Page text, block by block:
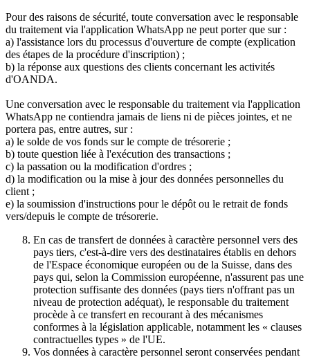
Pour des raisons de sécurité, toute conversation avec le responsable
du traitement via l'application WhatsApp ne peut porter que sur :
a) l'assistance lors du processus d'ouverture de compte (explication
des étapes de la procédure d'inscription) ;
b) la réponse aux questions des clients concernant les activités
d'OANDA.
Une conversation avec le responsable du traitement via l'application
WhatsApp ne contiendra jamais de liens ni de pièces jointes, et ne
portera pas, entre autres, sur :
a) le solde de vos fonds sur le compte de trésorerie ;
b) toute question liée à l'exécution des transactions ;
c) la passation ou la modification d'ordres ;
d) la modification ou la mise à jour des données personnelles du
client ;
e) la soumission d'instructions pour le dépôt ou le retrait de fonds
vers/depuis le compte de trésorerie.
En cas de transfert de données à caractère personnel vers des
pays tiers, c'est-à-dire vers des destinataires établis en dehors
de l'Espace économique européen ou de la Suisse, dans des
pays qui, selon la Commission européenne, n'assurent pas une
protection suffisante des données (pays tiers n'offrant pas un
niveau de protection adéquat), le responsable du traitement
procède à ce transfert en recourant à des mécanismes
conformes à la législation applicable, notamment les « clauses
contractuelles types » de l'UE.
Vos données à caractère personnel seront conservées pendant